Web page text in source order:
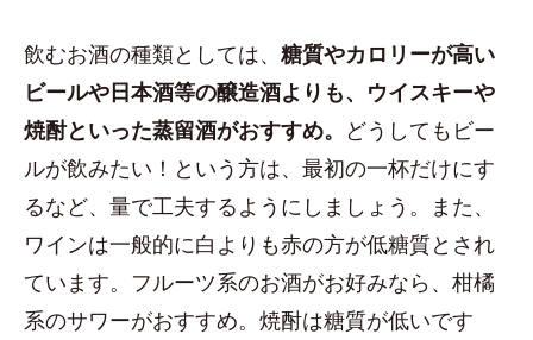
飲むお酒の種類としては、 糖質やカロリーが高い
ビールや日本酒等の醸造酒よりも、ウイスキーや
焼酎といった蒸留酒がおすすめ。 どうしてもビー
ルが飲みたい！という方は、最初の一杯だけにす
るなど、量で工夫するようにしましょう。また、
ワインは一般的に白よりも赤の方が低糖質とされ
ています。フルーツ系のお酒がお好みなら、柑橘
系のサワーがおすすめ。焼酎は糖質が低いです